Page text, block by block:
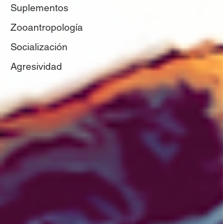
Suplementos
Zooantropología
Socialización
Agresividad